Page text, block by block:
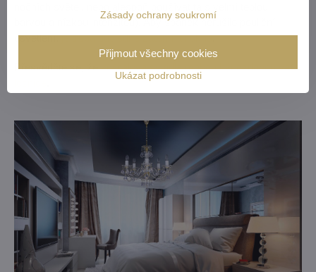
barvou a nízkou intenzitou). Aby spánek nerušilo pouliční
osvětlení,je třeba důsledně zatemnit i okna.
Přesvědčte se, žekřišťálová svítidla mohou být ozdobou vaší
Zásady ochrany soukromí
Ukázat podrobnosti
Přijmout všechny cookies